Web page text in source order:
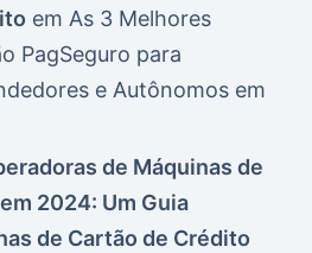
em As 3 Melhores
PagSeguro para
e Autônomos em
de Máquinas de
2024: Um Guia
de Cartão de Crédito